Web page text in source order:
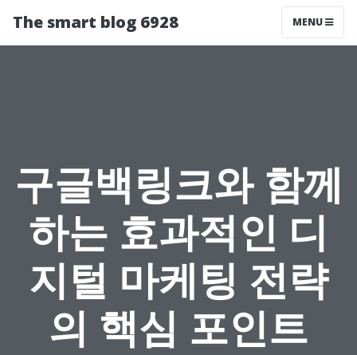
The smart blog 6928 MENU
구글백링크와 함께
하는 효과적인 디
지털 마케팅 전략
의 핵심 포인트